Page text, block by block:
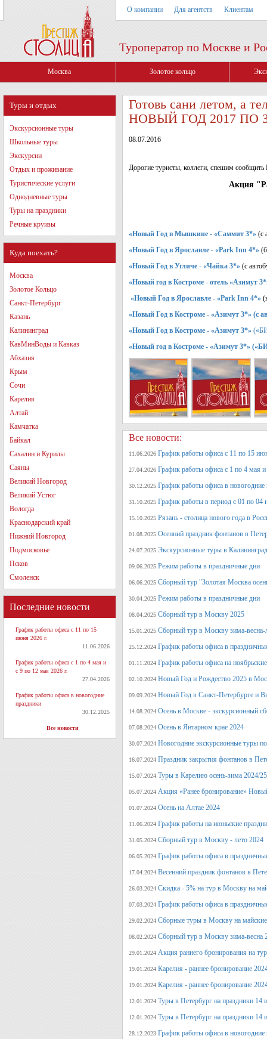
О компании Для агентств Клиентам
Туроператор по Москве и
Москва Золотое кольцо
Туры и отдых
Экскурсионные туры
Школьные туры
Экскурсии
Отдых и проживание
Туристические услуги
Однодневные туры
Туры на праздники
Речные круизы
Куда поехать?
Москва
Золотое Кольцо
Санкт-Петербург
Казань
Калининград
КавМинВоды и Кавказ
Абхазия
Крым
Сочи
Карелия
Алтай
Камчатка
Байкал
Сахалин и Курилы
Саяны
Великий Новгород
Великий Устюг
Вологда
Краснодарский край
Нижний Новгород
Подмосковье
Псков
Смоленск
Последние новости
График работы офиса с 11 по 15
июня 2026 г.
11.06.2026
График работы офиса с 1 по 4 мая и
с 9 по 12 мая 2026 г.
27.04.2026
График работы офиса в новогодние
праздники
30.12.2025
Все новости
Готовь сани летом,
НОВЫЙ ГОД 2017
08.07.2016
Дорогие туристы, коллеги, спешим сообщить
Акция
«Новый Год в Мышкине - «Саммит 3*» (с
«Новый Год в Ярославле - «Park Inn 4*»
«Новый Год в Угличе - «Чайка 3*» (с
«Новый год в Костроме - отель «Азимут
«Новый Год в Ярославле - «Park Inn 4*»
«Новый Год в Костроме - «Азимут 3*» (с
«Новый Год в Костроме - «Азимут 3*»
«Новый год в Костроме - «Азимут 3*»
Все новости:
11.06.2026 График работы офиса с 11 по 15
27.04.2026 График работы офиса с 1 по 4 мая
30.12.2025 График работы офиса в новогодние
31.10.2025 График работы в период с 01 по 04
15.10.2025 Рязань - столица нового года в
01.08.2025 Осенний праздник фонтанов в
24.07.2025 Экскурсионные туры в
09.06.2025 Режим работы в праздничные дни
06.06.2025 Сборный тур "Золотая Москва
30.04.2025 Режим работы в праздничные дни
08.04.2025 Сборный тур в Москву 2025
15.01.2025 Сборный тур в Москву зима-весна-
25.12.2024 График работы офиса в
01.11.2024 График работы офиса на
02.10.2024 Новый Год и Рождество 2025 в
09.09.2024 Новый Год в Санкт-Петербурге и
14.08.2024 Осень в Москве - экскурсионный
07.08.2024 Осень в Янтарном крае 2024
30.07.2024 Новогодние экскурсионные туры
16.07.2024 Праздник закрытия фонтанов в
15.07.2024 Туры в Карелию осень-зима 2024/25
05.07.2024 Акция «Ранее бронирование»
01.07.2024 Осень на Алтае 2024
11.06.2024 График работы на июньские
31.05.2024 Сборный тур в Москву - лето 2024
06.05.2024 График работы офиса в
17.04.2024 Весенний праздник фонтанов в
26.03.2024 Скидка - 5% на тур в Москву на
07.03.2024 График работы офиса в
29.02.2024 Сборные туры в Москву на
08.02.2024 Сборный тур в Москву зима-весна
29.01.2024 Акция раннего бронирования на
19.01.2024 Карелия - раннее бронирование
19.01.2024 Карелия - раннее бронирование
12.01.2024 Туры в Петербург на праздники 14
12.01.2024 Туры в Петербург на праздники 14
28.12.2023 График работы офиса в новогодние